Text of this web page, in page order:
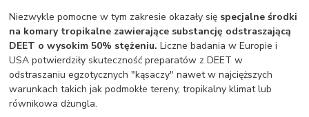
Niezwykle pomocne w tym zakresie okazały się specjalne środki
na komary tropikalne zawierające substancję odstraszającą
DEET o wysokim 50% stężeniu. Liczne badania w Europie i
USA potwierdziły skuteczność preparatów z DEET w
odstraszaniu egzotycznych "kąsaczy" nawet w najcięższych
warunkach takich jak podmokłe tereny, tropikalny klimat lub
równikowa dżungla.